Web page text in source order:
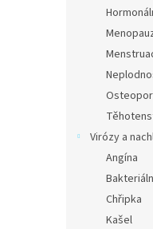
Virózy a
Angína
Chřipka
Kašel